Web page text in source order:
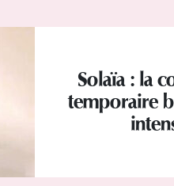
Solaïa : la
temporaire